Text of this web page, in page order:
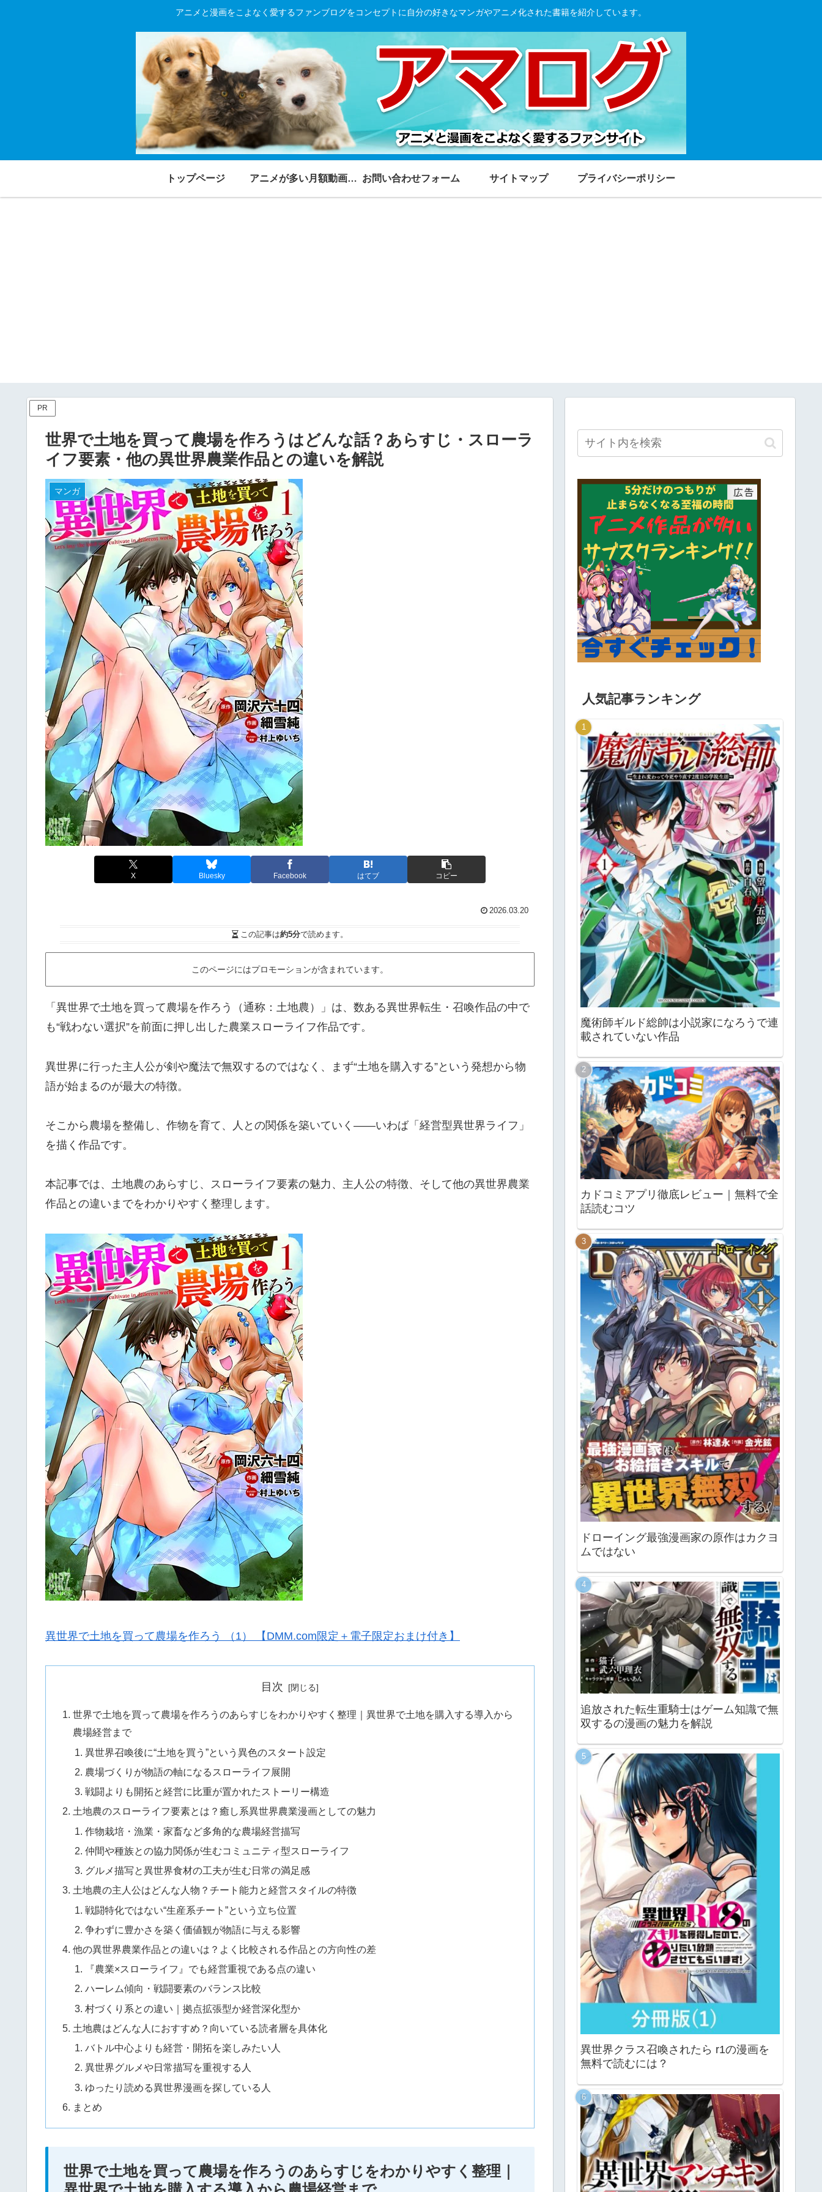
アニメと漫画をこよなく愛するファンブログをコンセプトに自分の好きなマンガやアニメ化された書籍を紹介しています。
トップページ アニメが多い月額動画ランキング お問い合わせフォーム サイトマップ プライバシーポリシー
PR
世界で土地を買って農場を作ろうはどんな話？あらすじ・スローラ
イフ要素・他の異世界農業作品との違いを解説
マンガ
X Bluesky Facebook はてブ コピー
2026.03.20
この記事は約5分で読めます。
このページにはプロモーションが含まれています。
「異世界で土地を買って農場を作ろう（通称：土地農）」は、数ある異世界転生・召喚作品の中で
も“戦わない選択”を前面に押し出した農業スローライフ作品です。
異世界に行った主人公が剣や魔法で無双するのではなく、まず“土地を購入する”という発想から物
語が始まるのが最大の特徴。
そこから農場を整備し、作物を育て、人との関係を築いていく――いわば「経営型異世界ライフ」
を描く作品です。
本記事では、土地農のあらすじ、スローライフ要素の魅力、主人公の特徴、そして他の異世界農業
作品との違いまでをわかりやすく整理します。
異世界で土地を買って農場を作ろう （1） 【DMM.com限定＋電子限定おまけ付き】
目次
世界で土地を買って農場を作ろうのあらすじをわかりやすく整理｜異世界で土地を購入する導入から
農場経営まで
異世界召喚後に“土地を買う”という異色のスタート設定
農場づくりが物語の軸になるスローライフ展開
戦闘よりも開拓と経営に比重が置かれたストーリー構造
土地農のスローライフ要素とは？癒し系異世界農業漫画としての魅力
作物栽培・漁業・家畜など多角的な農場経営描写
仲間や種族との協力関係が生むコミュニティ型スローライフ
グルメ描写と異世界食材の工夫が生む日常の満足感
土地農の主人公はどんな人物？チート能力と経営スタイルの特徴
戦闘特化ではない“生産系チート”という立ち位置
争わずに豊かさを築く価値観が物語に与える影響
他の異世界農業作品との違いは？よく比較される作品との方向性の差
『農業×スローライフ』でも経営重視である点の違い
ハーレム傾向・戦闘要素のバランス比較
村づくり系との違い｜拠点拡張型か経営深化型か
土地農はどんな人におすすめ？向いている読者層を具体化
バトル中心よりも経営・開拓を楽しみたい人
異世界グルメや日常描写を重視する人
ゆったり読める異世界漫画を探している人
まとめ
世界で土地を買って農場を作ろうのあらすじをわかりやすく整理｜
人気記事ランキング
魔術師ギルド総帥は小説家になろうで連
載されていない作品
カドコミアプリ徹底レビュー｜無料で全
話読むコツ
ドローイング最強漫画家の原作はカクヨ
ムではない
追放された転生重騎士はゲーム知識で無
双するの漫画の魅力を解説
異世界クラス召喚されたら r1の漫画を
無料で読むには？